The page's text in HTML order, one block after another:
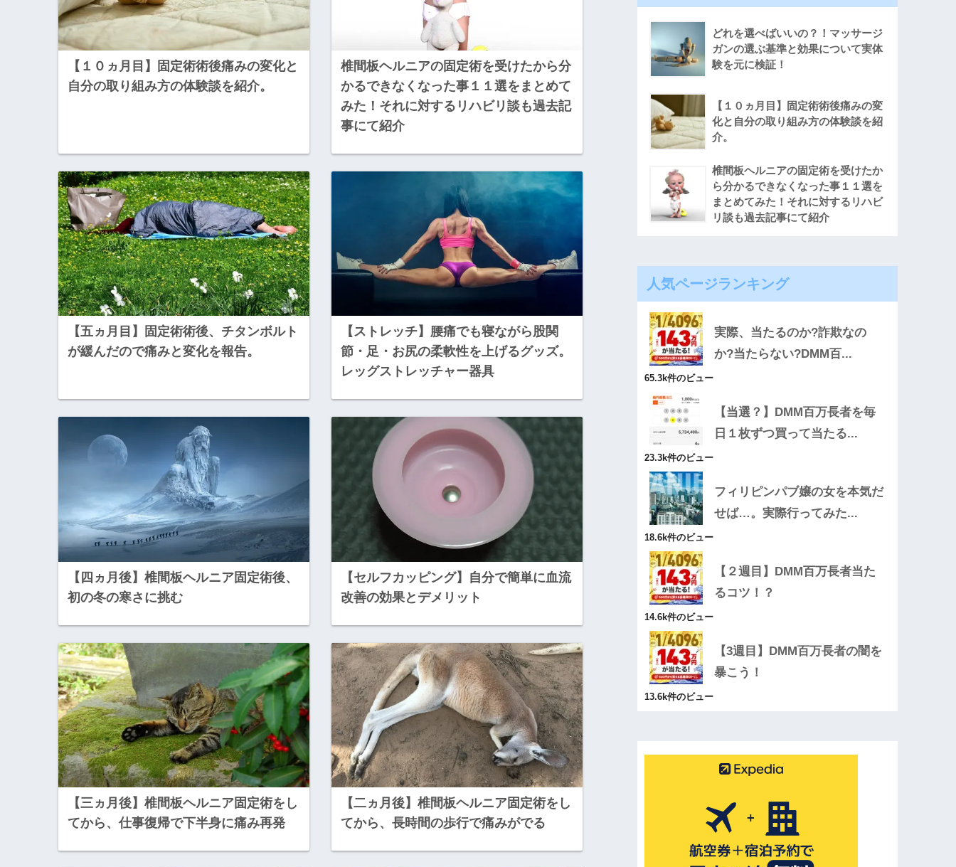
【１０ヵ月目】固定術術後痛みの変化と
自分の取り組み方の体験談を紹介。
椎間板ヘルニアの固定術を受けたから分
かるできなくなった事１１選をまとめて
みた！それに対するリハビリ談も過去記
事にて紹介
【五ヵ月目】固定術術後、チタンボルト
が緩んだので痛みと変化を報告。
【ストレッチ】腰痛でも寝ながら股関
節・足・お尻の柔軟性を上げるグッズ。
レッグストレッチャー器具
【四ヵ月後】椎間板ヘルニア固定術後、
初の冬の寒さに挑む
【セルフカッピング】自分で簡単に血流
改善の効果とデメリット
【三ヵ月後】椎間板ヘルニア固定術をし
てから、仕事復帰で下半身に痛み再発
【二ヵ月後】椎間板ヘルニア固定術をし
てから、長時間の歩行で痛みがでる
どれを選べばいいの？！マッサージ
ガンの選ぶ基準と効果について実体
験を元に検証！
【１０ヵ月目】固定術術後痛みの変
化と自分の取り組み方の体験談を紹
介。
椎間板ヘルニアの固定術を受けたか
ら分かるできなくなった事１１選を
まとめてみた！それに対するリハビ
リ談も過去記事にて紹介
人気ページランキング
実際、当たるのか?詐欺なの
か?当たらない?DMM百...
65.3k件のビュー
【当選？】DMM百万長者を毎
日１枚ずつ買って当たる...
23.3k件のビュー
フィリピンパブ嬢の女を本気だ
せば…。実際行ってみた...
18.6k件のビュー
【２週目】DMM百万長者当た
るコツ！？
14.6k件のビュー
【3週目】DMM百万長者の闇を
暴こう！
13.6k件のビュー